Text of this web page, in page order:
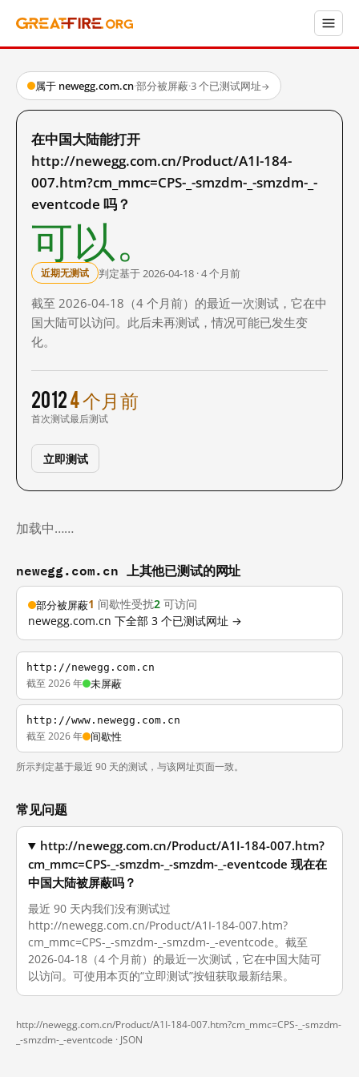
属于 newegg.com.cn·部分被屏蔽·3 个已测试网址→
在中国大陆能打开
http://newegg.com.cn/Product/A1I-184-
007.htm?cm_mmc=CPS-_-smzdm-_-smzdm-_-
eventcode 吗？
可以。
近期无测试 判定基于 2026-04-18 · 4 个月前
截至 2026-04-18（4 个月前）的最近一次测试，它在中
国大陆可以访问。此后未再测试，情况可能已发生变
化。
2012
首次测试
4 个月前
最后测试
立即测试
加载中……
newegg.com.cn 上其他已测试的网址
部分被屏蔽1 间歇性受扰2 可访问
newegg.com.cn 下全部 3 个已测试网址 →
http://newegg.com.cn
截至 2026 年 未屏蔽
http://www.newegg.com.cn
截至 2026 年 间歇性
所示判定基于最近 90 天的测试，与该网址页面一致。
常见问题
http://newegg.com.cn/Product/A1I-184-007.htm?
cm_mmc=CPS-_-smzdm-_-smzdm-_-eventcode 现在在
中国大陆被屏蔽吗？
最近 90 天内我们没有测试过
http://newegg.com.cn/Product/A1I-184-007.htm?
cm_mmc=CPS-_-smzdm-_-smzdm-_-eventcode。截至
2026-04-18（4 个月前）的最近一次测试，它在中国大陆可
以访问。可使用本页的“立即测试”按钮获取最新结果。
http://newegg.com.cn/Product/A1I-184-007.htm?cm_mmc=CPS-_-smzdm-
_-smzdm-_-eventcode · JSON